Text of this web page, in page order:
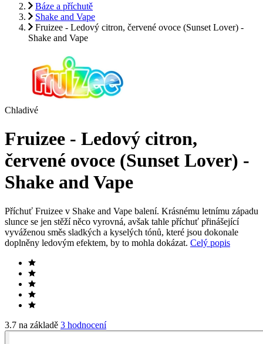
Báze a příchutě
Shake and Vape
Fruizee - Ledový citron, červené ovoce (Sunset Lover) -
Shake and Vape
Chladivé
Fruizee - Ledový citron,
červené ovoce (Sunset Lover) -
Shake and Vape
Příchuť Fruizee v Shake and Vape balení. Krásnému letnímu západu
slunce se jen stěží něco vyrovná, avšak tahle příchuť přinášející
vyváženou směs sladkých a kyselých tónů, které jsou dokonale
doplněny ledovým efektem, by to mohla dokázat. Celý popis
3.7 na základě 3 hodnocení